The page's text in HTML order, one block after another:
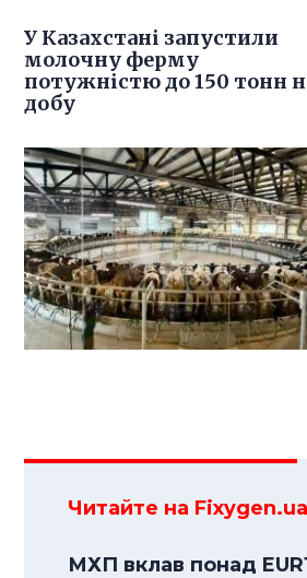
У Казахстані запустили
молочну ферму
потужністю до 150 тонн
добу
Читайте на Fixygen.ua
МХП вклав понад